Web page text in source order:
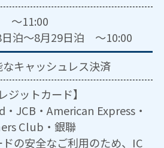
～11:00
泊～8月29日泊 ～10:00
なキャッシュレス決済
ジットカード】
JCB・American Express・
Club・銀聯
の安全なご利用のため、IC